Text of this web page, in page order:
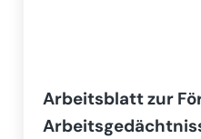
Arbeitsblatt zur